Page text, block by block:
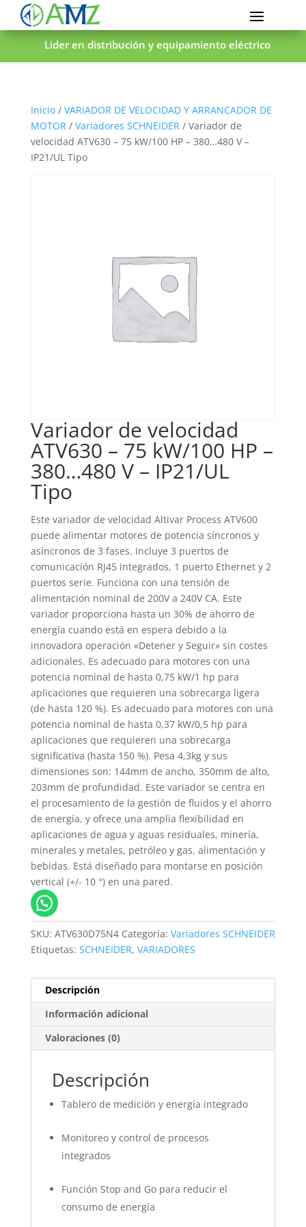
Lider en distribución y equipamiento eléctrico
Inicio/ VARIADOR DE VELOCIDAD Y ARRANCADOR DE
MOTOR/ Variadores SCHNEIDER/ Variador de
velocidad ATV630 – 75 kW/100 HP – 380…480 V –
IP21/UL Tipo
Variador de velocidad
ATV630 – 75 kW/100 HP –
380…480 V – IP21/UL
Tipo
Este variador de velocidad Altivar Process ATV600
puede alimentar motores de potencia síncronos y
asíncronos de 3 fases. Incluye 3 puertos de
comunicación RJ45 integrados, 1 puerto Ethernet y 2
puertos serie. Funciona con una tensión de
alimentación nominal de 200V a 240V CA. Este
variador proporciona hasta un 30% de ahorro de
energía cuando está en espera debido a la
innovadora operación «Detener y Seguir» sin costes
adicionales. Es adecuado para motores con una
potencia nominal de hasta 0,75 kW/1 hp para
aplicaciones que requieren una sobrecarga ligera
(de hasta 120 %). Es adecuado para motores con una
potencia nominal de hasta 0,37 kW/0,5 hp para
aplicaciones que requieren una sobrecarga
significativa (hasta 150 %). Pesa 4,3kg y sus
dimensiones son: 144mm de ancho, 350mm de alto,
203mm de profundidad. Este variador se centra en
el procesamiento de la gestión de fluidos y el ahorro
de energía, y ofrece una amplia flexibilidad en
aplicaciones de agua y aguas residuales, minería,
minerales y metales, petróleo y gas, alimentación y
bebidas. Está diseñado para montarse en posición
vertical (+/- 10 °) en una pared.
SKU: ATV630D75N4 Categoría: Variadores SCHNEIDER
Etiquetas: SCHNEIDER, VARIADORES
Descripción
Información adicional
Valoraciones (0)
Descripción
Tablero de medición y energía integrado
Monitoreo y control de procesos
integrados
Función Stop and Go para reducir el
consumo de energía